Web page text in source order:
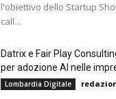
l'obiettivo dello Startup
call...
Datrix e Fair Play
per adozione AI nelle
Lombardia Digitale